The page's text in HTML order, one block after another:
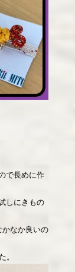
で長めに作
しにきもの
かなか良いの
。